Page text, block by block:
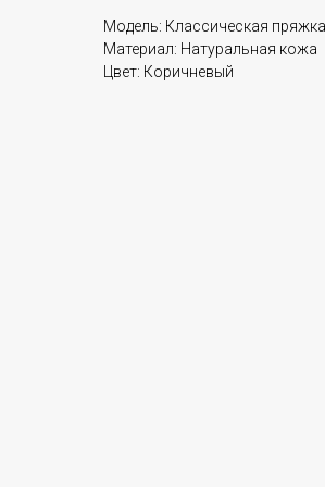
Модель: Классическая пряжка
Материал: Натуральная кожа
Цвет: Коричневый